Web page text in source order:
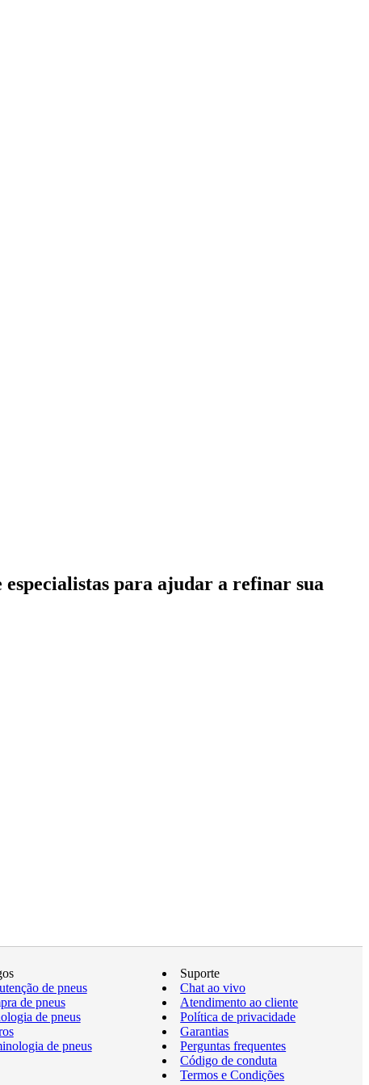
especialistas para ajudar a refinar sua
de pneus
de pneus
de pneus
de pneus
Suporte
Chat ao vivo
Atendimento ao cliente
Política de privacidade
Garantias
Perguntas frequentes
Código de conduta
Termos e Condições